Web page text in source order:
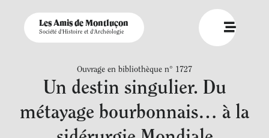
Les Amis de Montluçon
Société d'Histoire et d'Archéologie
Ouvrage en bibliothèque n° 1727
Un destin singulier. Du
métayage bourbonnais… à la